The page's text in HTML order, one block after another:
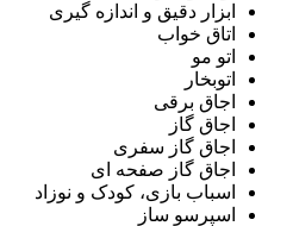
ابزار دقیق و اندازه گیری
اتاق خواب
اتو مو
اتوبخار
اجاق برقی
اجاق گاز
اجاق گاز سفری
اجاق گاز صفحه ای
اسباب بازی، کودک و نوزاد
اسپرسو ساز